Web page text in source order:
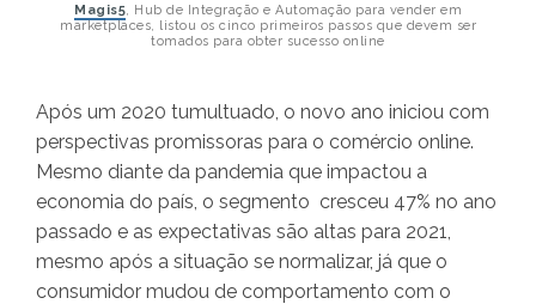
Magis5 , Hub de Integração e Automação para vender em
marketplaces, listou os cinco primeiros passos que devem ser
tomados para obter sucesso online
Após um 2020 tumultuado, o novo ano iniciou com
perspectivas promissoras para o comércio online.
Mesmo diante da pandemia que impactou a
economia do país, o segmento cresceu 47% no ano
passado e as expectativas são altas para 2021,
mesmo após a situação se normalizar, já que o
consumidor mudou de comportamento com o